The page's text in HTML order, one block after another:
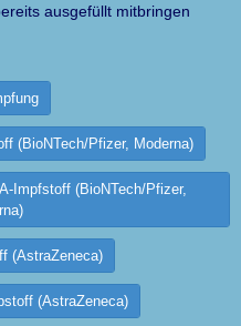
ausgefüllt mitbringen
(BioNTech/Pfizer, Moderna)
Impfstoff (BioNTech/Pfizer,
(AstraZeneca)
(AstraZeneca)